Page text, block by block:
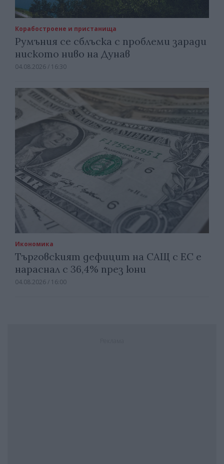
Корабостроене и пристанища
Румъния се сблъска с проблеми заради
ниското ниво на Дунав
04.08.2026 / 16:30
Икономика
Търговският дефицит на САЩ с ЕС е
нараснал с 36,4% през юни
04.08.2026 / 16:00